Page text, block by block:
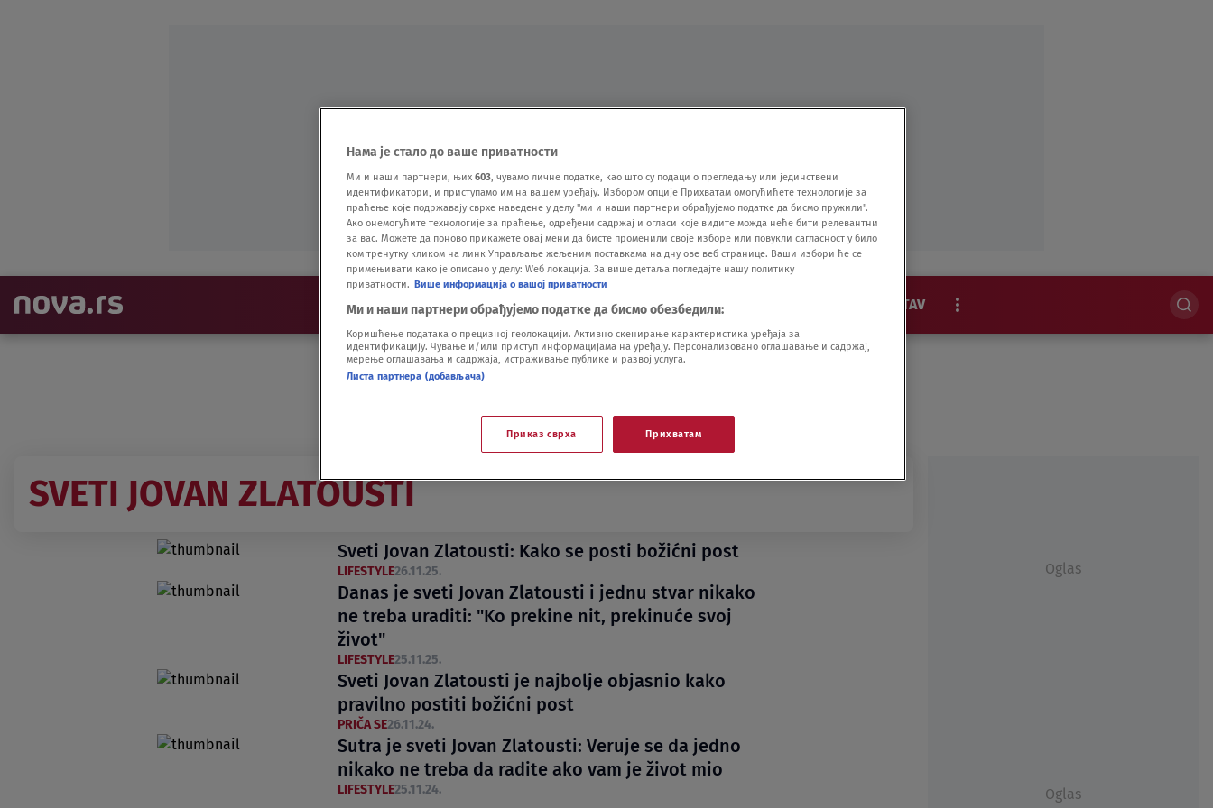
NAJNOVIJE VESTI SHOW SPORT VIDEO NOVA BAZA STAV
EKSKLUZIVNO
SVETI JOVAN ZLATOUSTI
Sveti Jovan Zlatousti: Kako se posti božićni post
LIFESTYLE26.11.25.
Danas je sveti Jovan Zlatousti i jednu stvar nikako
ne treba uraditi: "Ko prekine nit, prekinuće svoj
život"
LIFESTYLE25.11.25.
Sveti Jovan Zlatousti je najbolje objasnio kako
pravilno postiti božićni post
PRIČA SE26.11.24.
Sutra je sveti Jovan Zlatousti: Veruje se da jedno
nikako ne treba da radite ako vam je život mio
LIFESTYLE25.11.24.
Oglas
Oglas
Нама је стало до ваше приватности
Ми и наши партнери, њих 603, чувамо личне податке, као што су подаци о прегледању или јединствени
идентификатори, и приступамо им на вашем уређају. Избором опције Прихватам омогућићете технологије за
праћење које подржавају сврхе наведене у делу "ми и наши партнери обрађујемо податке да бисмо пружили".
Ако онемогућите технологије за праћење, одређени садржај и огласи које видите можда неће бити релевантни
за вас. Можете да поново прикажете овај мени да бисте променили своје изборе или повукли сагласност у било
ком тренутку кликом на линк Управљање жељеним поставкама на дну ове веб странице. Ваши избори ће се
примењивати како је описано у делу: Wеб локација. За више детаља погледајте нашу политику
приватности. Више информација о вашој приватности
Ми и наши партнери обрађујемо податке да бисмо обезбедили:
Коришћење података о прецизној геолокацији. Активно скенирање карактеристика уређаја за
идентификацију. Чување и/или приступ информацијама на уређају. Персонализовано оглашавање и садржај,
мерење оглашавања и садржаја, истраживање публике и развој услуга.
Листа партнера (добављача)
Приказ сврха Прихватам